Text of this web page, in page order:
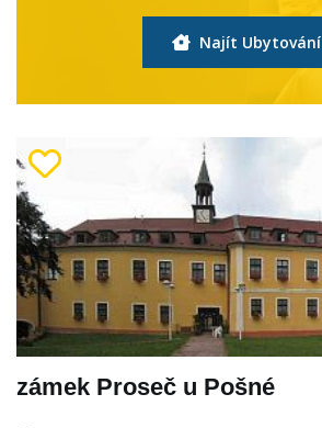
Najít Ubytování
zámek Proseč u Pošné